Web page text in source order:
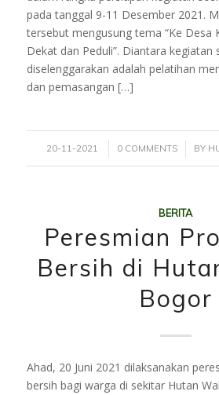
pada tanggal 9-11 Desember 2021.
tersebut mengusung tema “Ke Desa
Dekat dan Peduli”. Diantara kegiatan
diselenggarakan adalah pelatihan
dan pemasangan […]
20-11-2021
/ 0 COMMENTS
/ BY
BERITA
Peresmian
Bersih di
Bogor
Ahad, 20 Juni 2021 dilaksanakan
bersih bagi warga di sekitar Hutan